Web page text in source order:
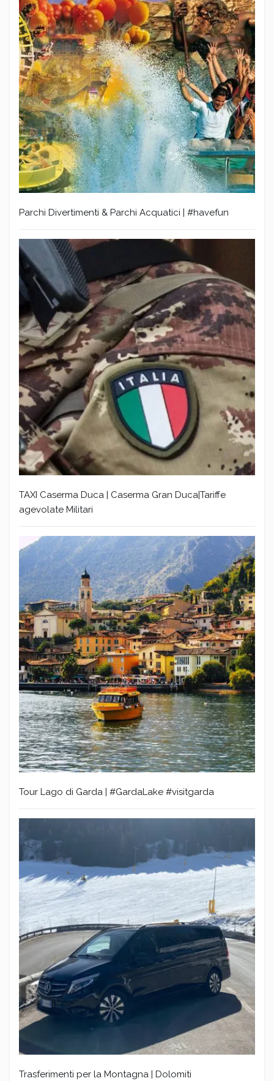
Parchi Divertimenti & Parchi Acquatici | #havefun
TAXI Caserma Duca | Caserma Gran Duca|Tariffe
agevolate Militari
Tour Lago di Garda | #GardaLake #visitgarda
Trasferimenti per la Montagna | Dolomiti